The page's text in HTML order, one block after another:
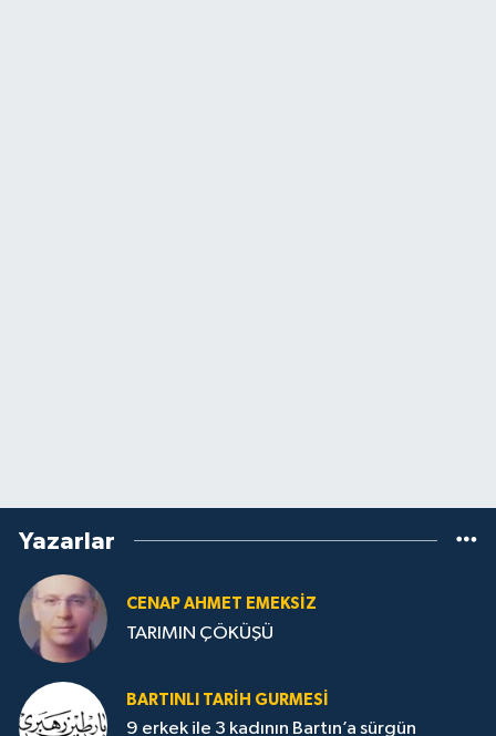
Yazarlar
CENAP AHMET EMEKSİZ
TARIMIN ÇÖKÜŞÜ
BARTINLI TARIH GURMESI
9 erkek ile 3 kadının Bartın’a sürgün